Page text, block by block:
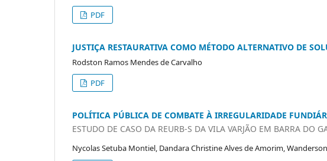
PDF
JUSTIÇA RESTAURATIVA COMO MÉTODO ALTERNATIVO DE
Rodston Ramos Mendes de Carvalho
PDF
POLÍTICA PÚBLICA DE COMBATE À IRREGULARIDADE
ESTUDO DE CASO DA REURB-S DA VILA VARJÃO EM BARRA DO
Nycolas Setuba Montiel, Dandara Christine Alves de Amorim,